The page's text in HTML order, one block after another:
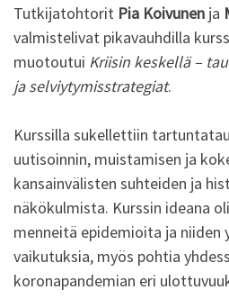
Tutkijatohtorit Pia Koivunen ja
valmistelivat pikavauhdilla
muotoutui Kriisin keskellä –
ja selviytymisstrategiat.
Kurssilla sukellettiin
uutisoinnin, muistamisen ja
kansainvälisten suhteiden ja
näkökulmista. Kurssin ideana
menneitä epidemioita ja niiden
vaikutuksia, myös pohtia
koronapandemian eri